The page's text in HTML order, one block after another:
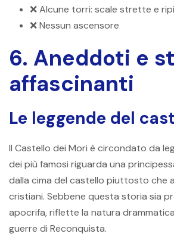
❌ Alcune torri: scale strette e
❌ Nessun ascensore
6. Aneddoti e
affascinanti
Le leggende del
Il Castello dei Mori è circondato da
dei più famosi riguarda una
dalla cima del castello piuttosto che
cristiani. Sebbene questa storia sia
apocrifa, riflette la natura
guerre di Reconquista.